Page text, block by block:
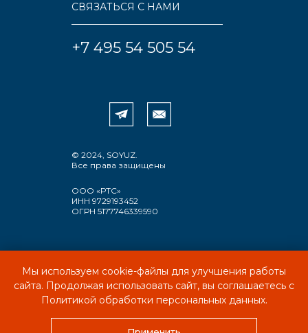
СВЯЗАТЬСЯ С НАМИ
+7 495 54 505 54
© 2024, SOYUZ.
Все права защищены
ПОЛИТИКА КОНФИДЕНЦИАЛЬНОСТИ
ПОЛЬЗОВАТЕЛЬСКОЕ СОГЛАШЕНИЕ
ООО «РТС»
ИНН 9729193452
ОГРН 5177746339590
Мы используем cookie-файлы для улучшения работы
сайта. Продолжая использовать сайт, вы соглашаетесь с
Политикой обработки персональных данных.